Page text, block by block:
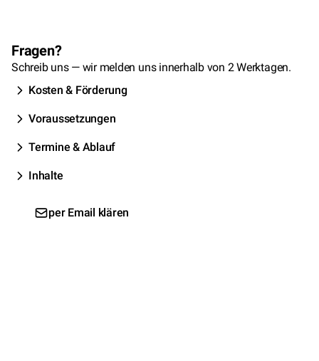
Fragen?
Schreib uns — wir melden uns innerhalb von 2 Werktagen.
Kosten & Förderung
Voraussetzungen
Termine & Ablauf
Inhalte
per Email klären